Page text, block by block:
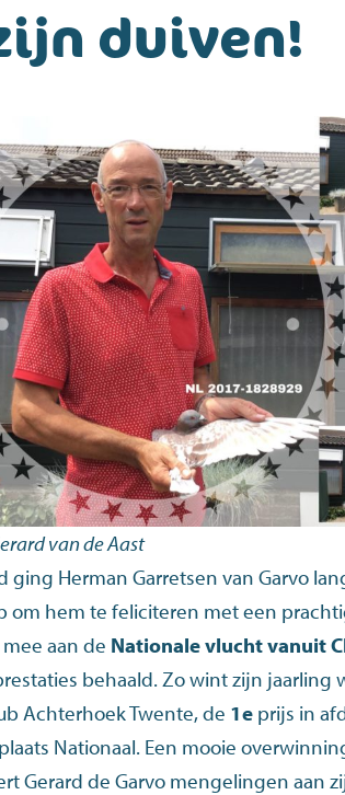
duiven!
van de Aast
ging Herman Garretsen van Garvo
om hem te feliciteren met een
aan de Nationale vlucht vanuit
behaald. Zo wint zijn jaarling
Achterhoek Twente, de 1e prijs in
plaats Nationaal. Een mooie
Gerard de Garvo mengelingen aan